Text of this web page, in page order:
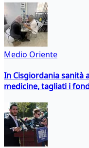
Medio Oriente
In Cisgiordania sanità
medicine, tagliati i